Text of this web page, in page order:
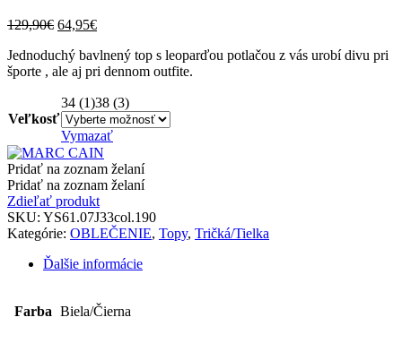
129,90€ Original
was:
129,90€.
64,95€Current
is:
64,95€.
Jednoduchý bavlnený top s leoparďou potlačou z vás urobí divu pri
športe , ale aj pri dennom outfite.
Veľkosť
34 (1)38 (3)
Vymazať
Pridať na zoznam želaní
Pridať na zoznam želaní
Zdieľať produkt
SKU: YS61.07J33col.190
Kategórie: OBLEČENIE, Topy, Tričká/Tielka
Ďalšie informácie
Farba Biela/Čierna